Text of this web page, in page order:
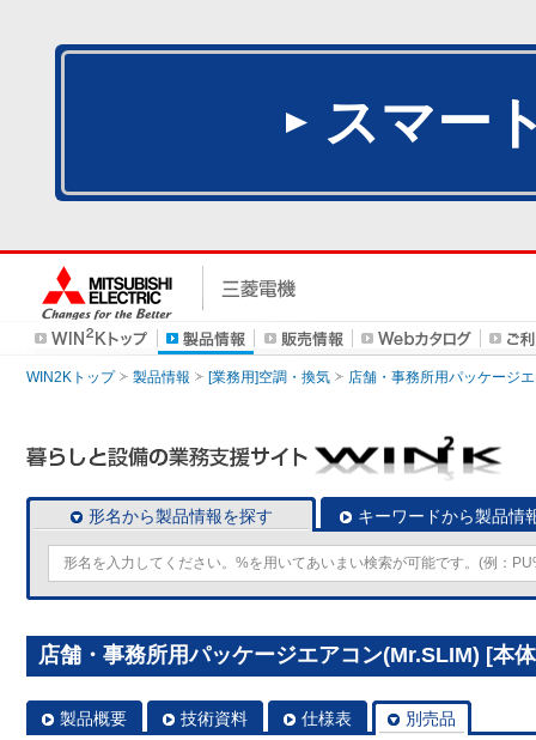
スマー
WIN2Kトップ 製品情報 [業務用]空調・換気 店舗・事務所用パッケージ
形名から製品情報を探す キーワードから製品情
店舗・事務所用パッケージエアコン(Mr.SLIM) [本
製品概要 技術資料 仕様表 別売品